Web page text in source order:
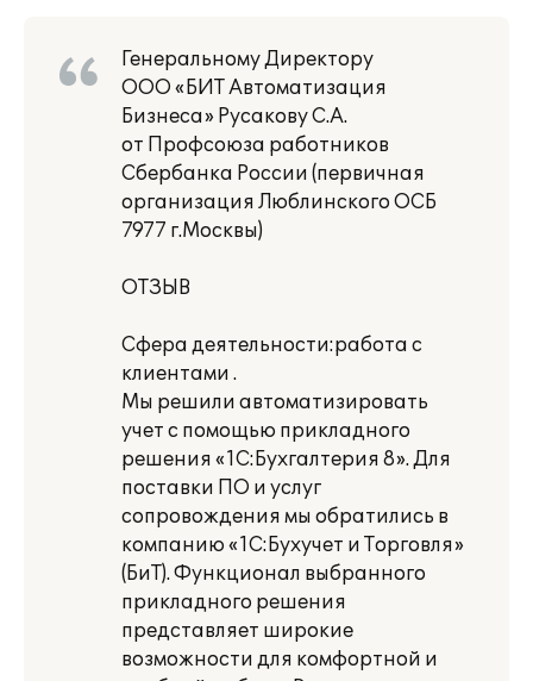
Генеральному Директору
ООО «БИТ Автоматизация
Бизнеса» Русакову С.А.
от Профсоюза работников
Сбербанка России (первичная
организация Люблинского ОСБ
7977 г.Москвы)
ОТЗЫВ
Сфера деятельности:работа с
клиентами .
Мы решили автоматизировать
учет с помощью прикладного
решения «1С:Бухгалтерия 8». Для
поставки ПО и услуг
сопровождения мы обратились в
компанию «1С:Бухучет и Торговля»
(БиТ). Функционал выбранного
прикладного решения
представляет широкие
возможности для комфортной и